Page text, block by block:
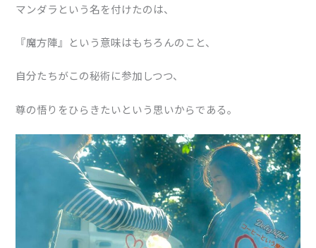
マンダラという名を付けたのは、
『魔方陣』という意味はもちろんのこと、
自分たちがこの秘術に参加しつつ、
尊の悟りをひらきたいという思いからである。